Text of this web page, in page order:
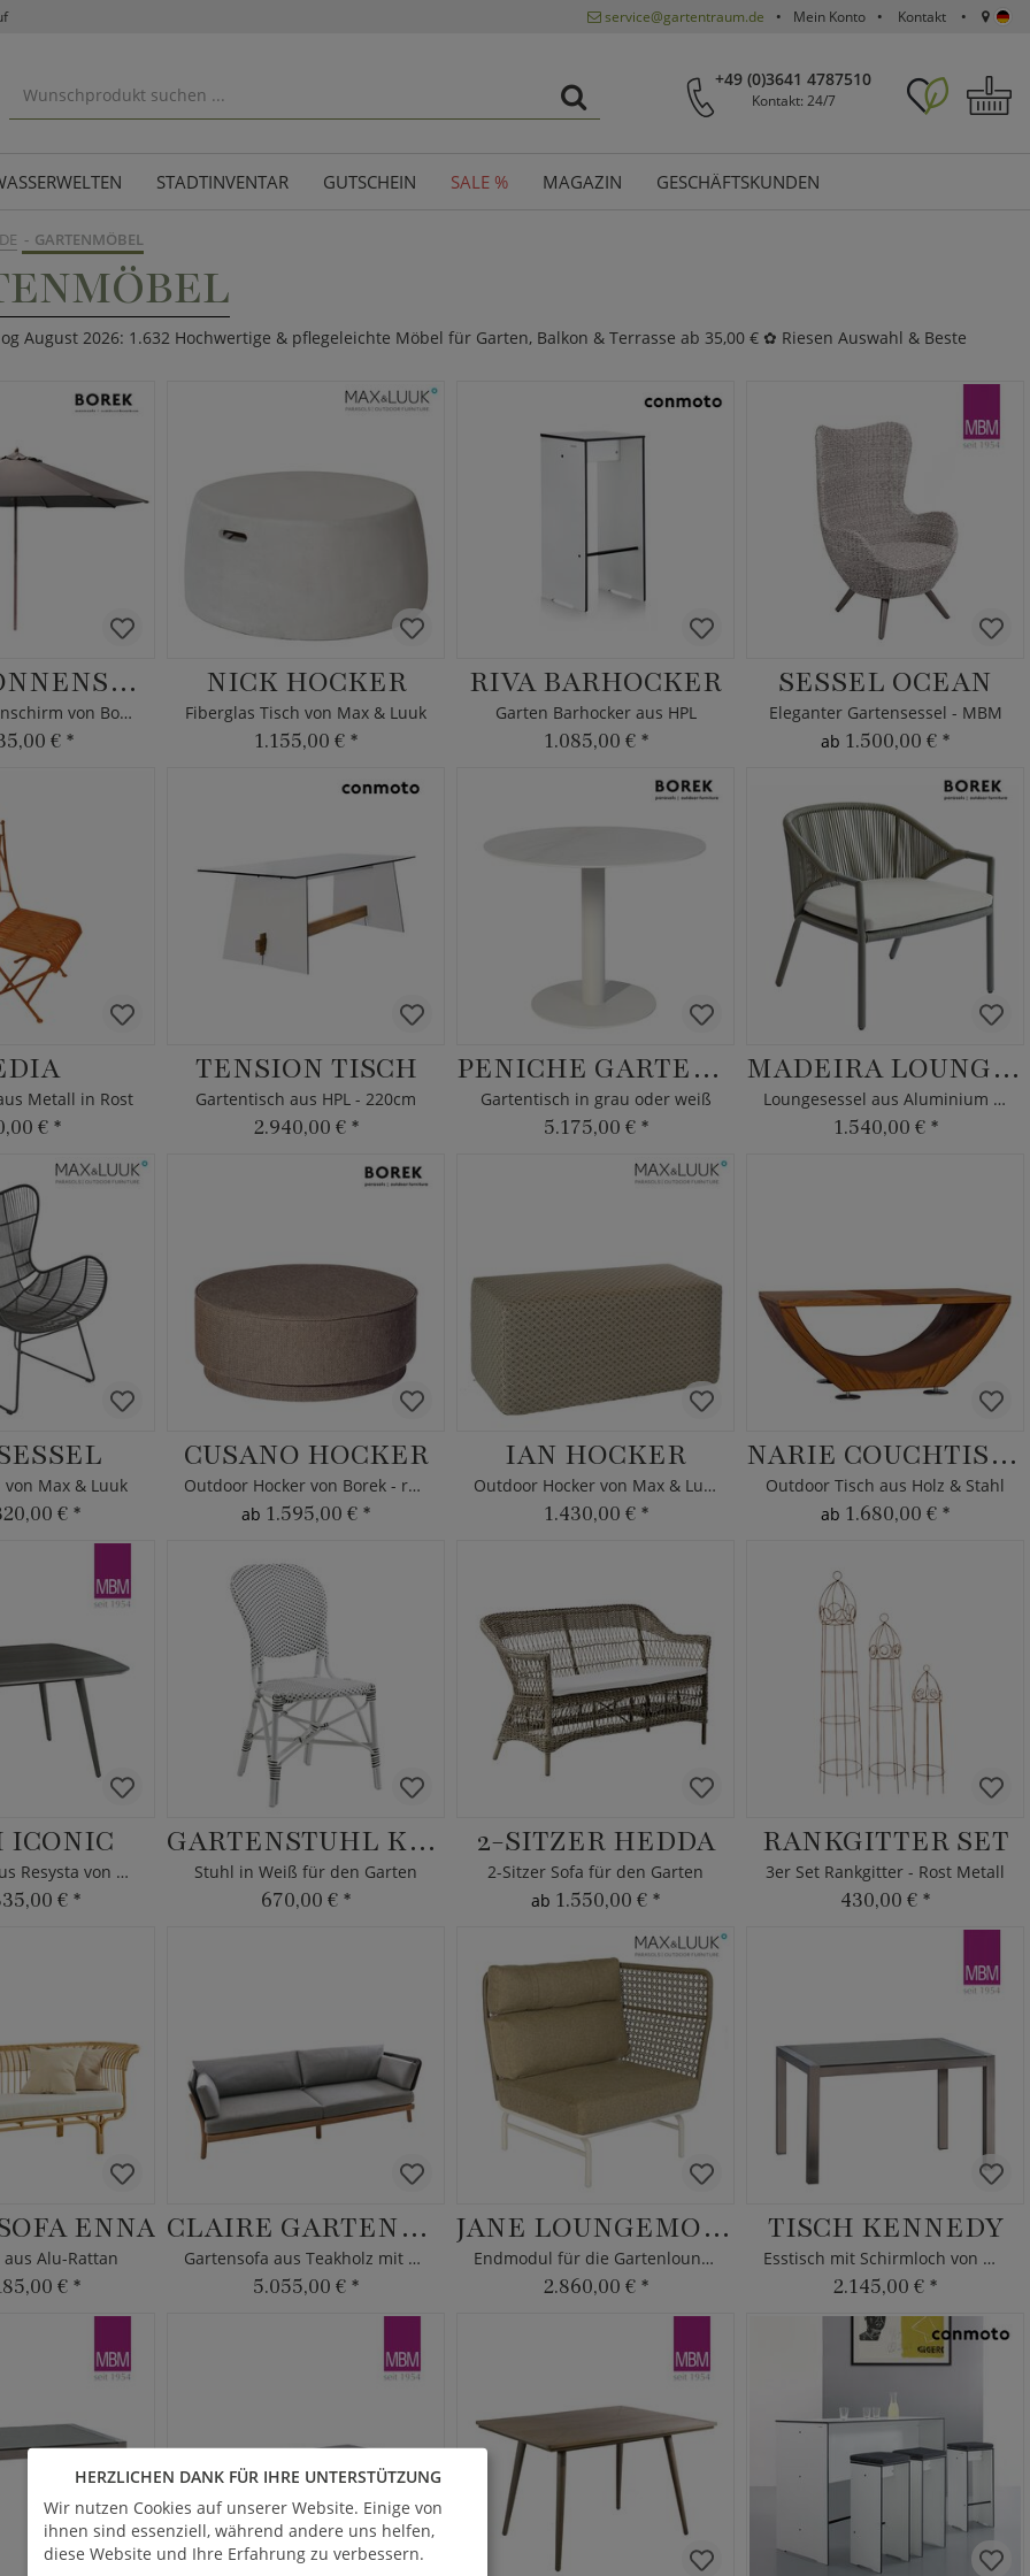
service@gartentraum.de Mein Konto Kontakt
+49 (0)3641 4787510
Kontakt: 24/7
STADTINVENTAR GUTSCHEIN SALE % MAGAZIN GESCHÄFTSKUNDEN
GARTENMÖBEL
August 2026: 1.632 Hochwertige & pflegeleichte Möbel für Garten, Balkon & Terrasse ab 35,00 € ✿ Riesen Auswahl & Beste
LUCIA SONNENSCHIRM
Design Sonnenschirm von Borek
€ *
NICK HOCKER
Fiberglas Tisch von Max & Luuk
1.155,00 € *
RIVA BARHOCKER
Garten Barhocker aus HPL
1.085,00 € *
SESSEL OCEAN
Eleganter Gartensessel - MBM
ab 1.500,00 € *
Metall in Rost
€ *
TENSION TISCH
Gartentisch aus HPL - 220cm
2.940,00 € *
PENICHE GARTENTISCH
Gartentisch in grau oder weiß
5.175,00 € *
MADEIRA LOUNGESESSEL
Loungesessel aus Aluminium - Borek
1.540,00 € *
Max & Luuk
€ *
CUSANO HOCKER
Outdoor Hocker von Borek - rund
ab 1.595,00 € *
IAN HOCKER
Outdoor Hocker von Max & Luuk
1.430,00 € *
NARIE COUCHTISCH
Outdoor Tisch aus Holz & Stahl
ab 1.680,00 € *
ICONIC
Gartentisch aus Resysta von MBM
€ *
GARTENSTUHL KARINA
Stuhl in Weiß für den Garten
670,00 € *
2-SITZER HEDDA
2-Sitzer Sofa für den Garten
ab 1.550,00 € *
RANKGITTER SET
3er Set Rankgitter - Rost Metall
430,00 € *
ENNA
Alu-Rattan
€ *
CLAIRE GARTENSOFA
Gartensofa aus Teakholz mit Polstern
5.055,00 € *
JANE LOUNGEMODUL
Endmodul für die Gartenlounge
2.860,00 € *
TISCH KENNEDY
Esstisch mit Schirmloch von MBM
2.145,00 € *
HERZLICHEN DANK FÜR IHRE UNTERSTÜTZUNG
Wir nutzen Cookies auf unserer Website. Einige von
ihnen sind essenziell, während andere uns helfen,
diese Website und Ihre Erfahrung zu verbessern.